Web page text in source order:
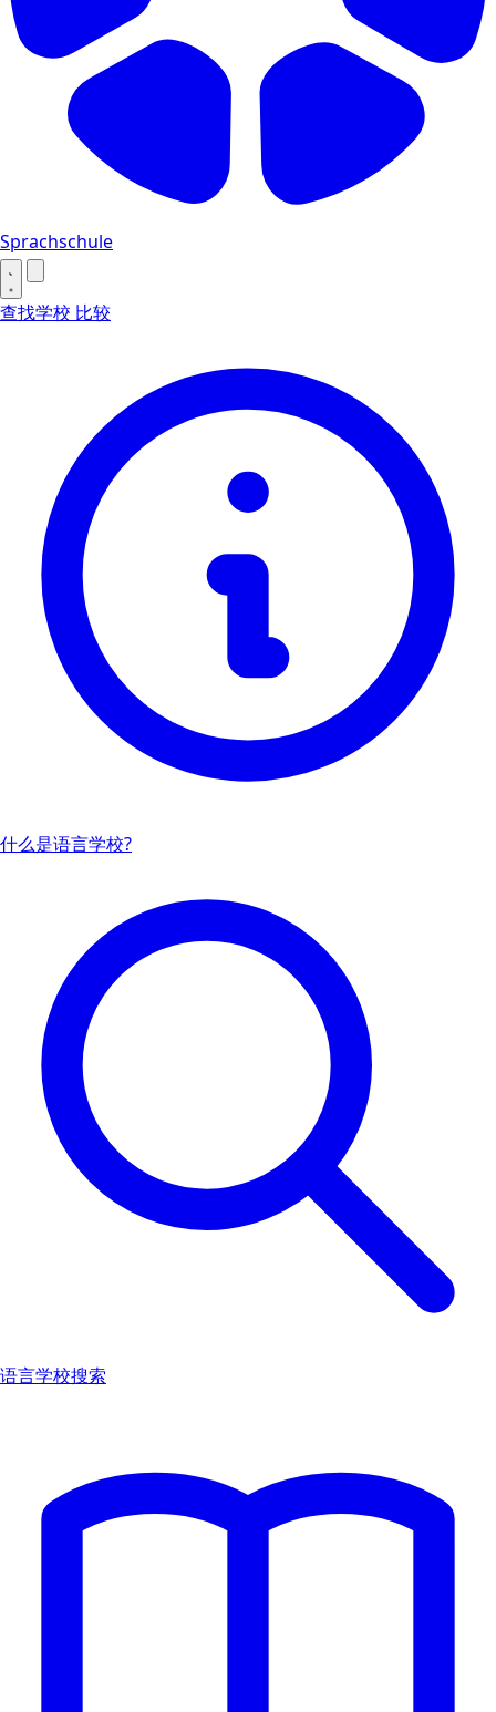
Sprachschule
查找学校 比较
什么是语言学校?
语言学校搜索